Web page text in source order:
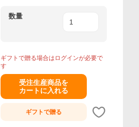
数量
ギフトで贈る場合はログインが必要で
す
受注生産商品を
カートに入れる
ギフトで贈る